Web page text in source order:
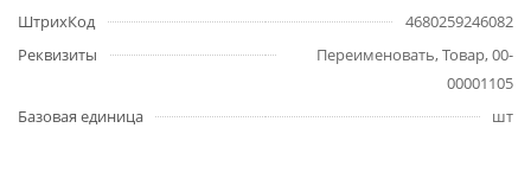
ШтрихКод
4680259246082
Реквизиты
Переименовать, Товар, 00-
00001105
Базовая единица
шт